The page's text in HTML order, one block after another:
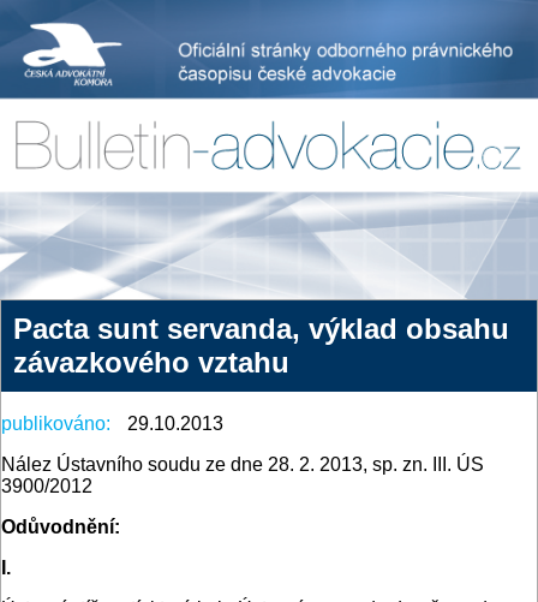
Pacta sunt servanda, výklad obsahu
závazkového vztahu
publikováno:
29.10.2013
Nález Ústavního soudu ze dne 28. 2. 2013, sp. zn. III. ÚS
3900/2012
Odůvodnění:
I.